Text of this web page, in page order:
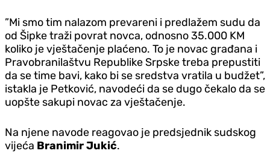
”Mi smo tim nalazom prevareni i predlažem sudu da
od Šipke traži povrat novca, odnosno 35.000 KM
koliko je vještačenje plaćeno. To je novac građana i
Pravobranilaštvu Republike Srpske treba prepustiti
da se time bavi, kako bi se sredstva vratila u budžet”,
istakla je Petković, navodeći da se dugo čekalo da se
uopšte sakupi novac za vještačenje.
Na njene navode reagovao je predsjednik sudskog
vijeća Branimir Jukić.